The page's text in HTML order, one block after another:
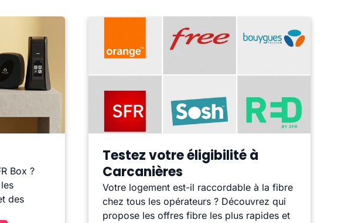
Box ?
des
Testez votre éligibilité à
Carcanières
Votre logement est-il raccordable à la fibre
chez tous les opérateurs ? Découvrez qui
propose les offres fibre les plus rapides et